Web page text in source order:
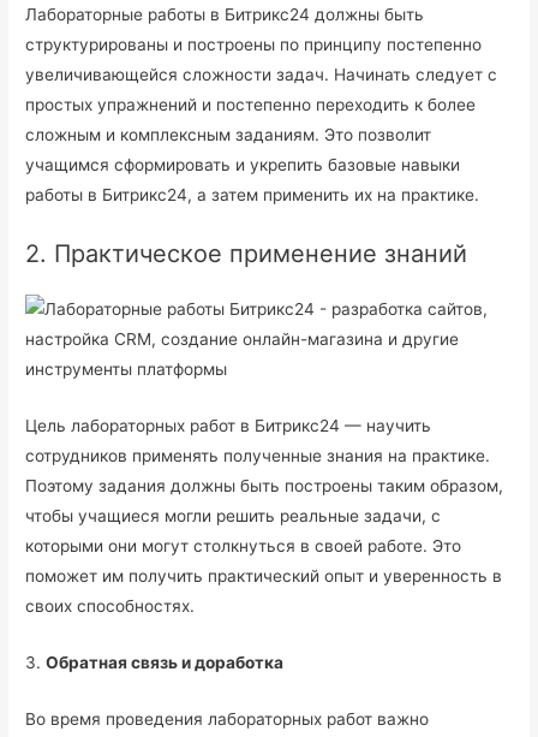
Лабораторные работы в Битрикс24 должны быть
структурированы и построены по принципу постепенно
увеличивающейся сложности задач. Начинать следует с
простых упражнений и постепенно переходить к более
сложным и комплексным заданиям. Это позволит
учащимся сформировать и укрепить базовые навыки
работы в Битрикс24, а затем применить их на практике.
2. Практическое применение знаний
Цель лабораторных работ в Битрикс24 — научить
сотрудников применять полученные знания на практике.
Поэтому задания должны быть построены таким образом,
чтобы учащиеся могли решить реальные задачи, с
которыми они могут столкнуться в своей работе. Это
поможет им получить практический опыт и уверенность в
своих способностях.
3.Обратная связь и доработка
Во время проведения лабораторных работ важно